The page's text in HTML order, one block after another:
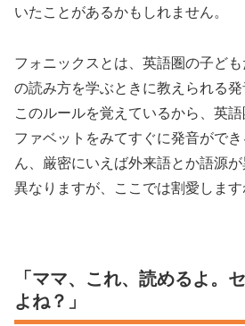
いたことがあるかもしれません。
フォニックスとは、英語圏の子ど
の読み方を学ぶときに教えられる発
このルールを覚えているから、英
ファベットをみてすぐに発音がで
ん、厳密にいえば外来語とか語源
異なりますが、ここでは割愛します
「ママ、これ、読めるよ。
よね？」